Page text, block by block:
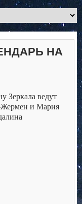
НА
Зеркала ведут
и Мария